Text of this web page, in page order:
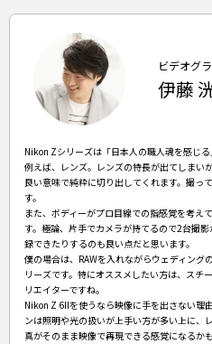
ビデオグ
伊藤
Nikon Zシリーズは「日本人の職人魂を感じる
例えば、レンズ。レンズの特長が出てしまい
良い意味で純粋に切り出してくれます。撮っ
す。
また、ボディーがプロ目線での指感覚を考え
す。極論、片手でカメラが持てるので2台撮
録できたりするのも良い点だと思います。
僕の場合は、RAWを入れながらウェディング
リーズです。特にオススメしたい方は、スチ
リエイターですね。
Nikon Z 6IIを使うなら映像に手を出さない理
ンは照明や光の扱いが上手い方が多い上に、
真がそのまま映像で再現できる感覚になるか